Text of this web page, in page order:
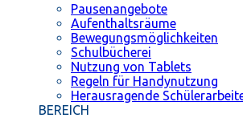
Pausenangebote
Aufenthaltsräume
Bewegungsmöglichkeiten
Schulbücherei
Nutzung von Tablets
Regeln für Handynutzung
Herausragende
BEREICH